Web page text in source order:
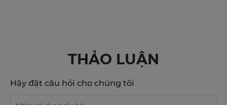
THẢO LUẬN
Hãy đặt câu hỏi cho chúng tôi